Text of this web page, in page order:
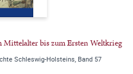
bis zum Ersten Weltkrieg
Schleswig-Holsteins, Band 57